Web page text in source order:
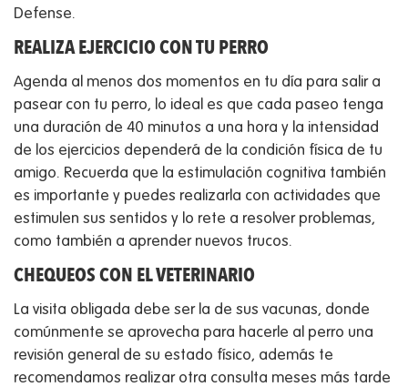
Defense.
REALIZA EJERCICIO CON TU PERRO
Agenda al menos dos momentos en tu día para salir a
pasear con tu perro, lo ideal es que cada paseo tenga
una duración de 40 minutos a una hora y la intensidad
de los ejercicios dependerá de la condición física de tu
amigo. Recuerda que la estimulación cognitiva también
es importante y puedes realizarla con actividades que
estimulen sus sentidos y lo rete a resolver problemas,
como también a aprender nuevos trucos.
CHEQUEOS CON EL VETERINARIO
La visita obligada debe ser la de sus vacunas, donde
comúnmente se aprovecha para hacerle al perro una
revisión general de su estado físico, además te
recomendamos realizar otra consulta meses más tarde